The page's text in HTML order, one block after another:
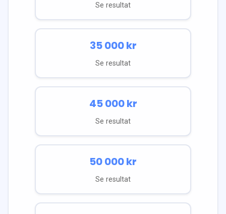
Se resultat
35 000kr
Se resultat
45 000kr
Se resultat
50 000kr
Se resultat